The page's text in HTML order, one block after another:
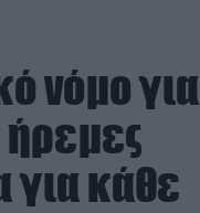
νόμο για
ήρεμες
για κάθε